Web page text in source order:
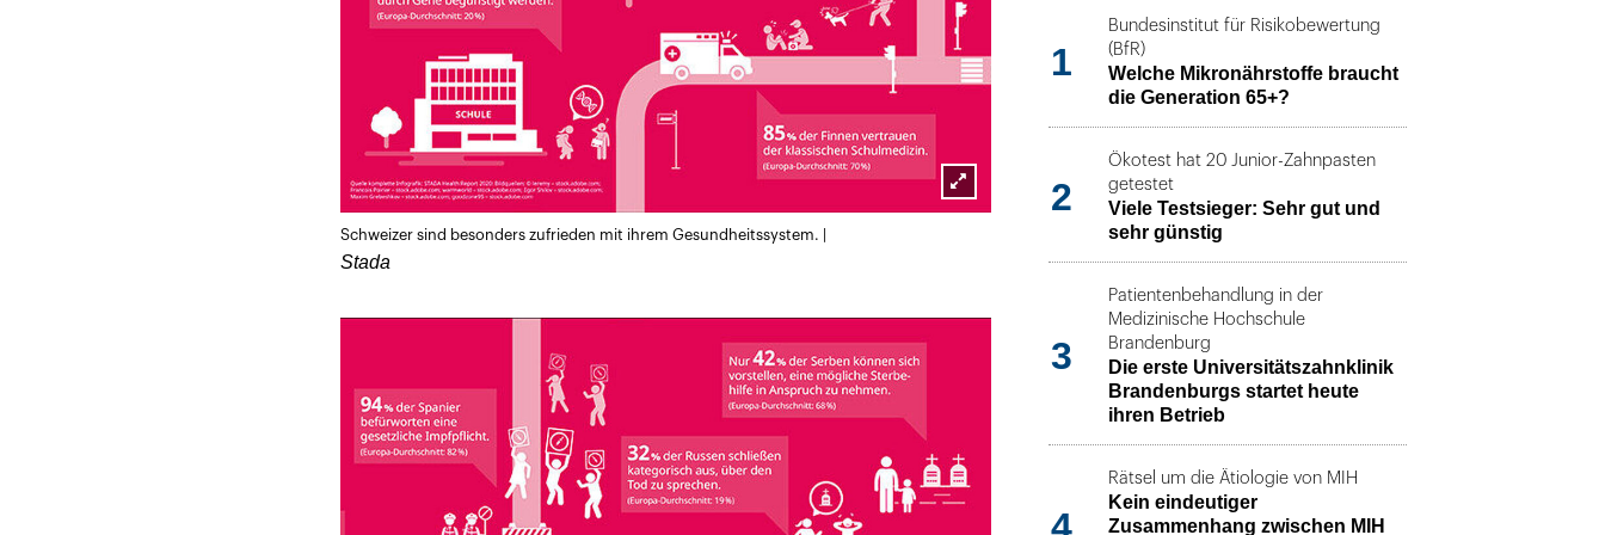
Lightbox
Schweizer sind besonders zufrieden mit ihrem Gesundheitssystem. |
Stada
1
Bundesinstitut für Risikobewertung
(BfR)
Welche Mikronährstoffe braucht
die Generation 65+?
2
Ökotest hat 20 Junior-Zahnpasten
getestet
Viele Testsieger: Sehr gut und
sehr günstig
3
Patientenbehandlung in der
Medizinische Hochschule
Brandenburg
Die erste Universitätszahnklinik
Brandenburgs startet heute
ihren Betrieb
4
Rätsel um die Ätiologie von MIH
Kein eindeutiger
Zusammenhang zwischen MIH